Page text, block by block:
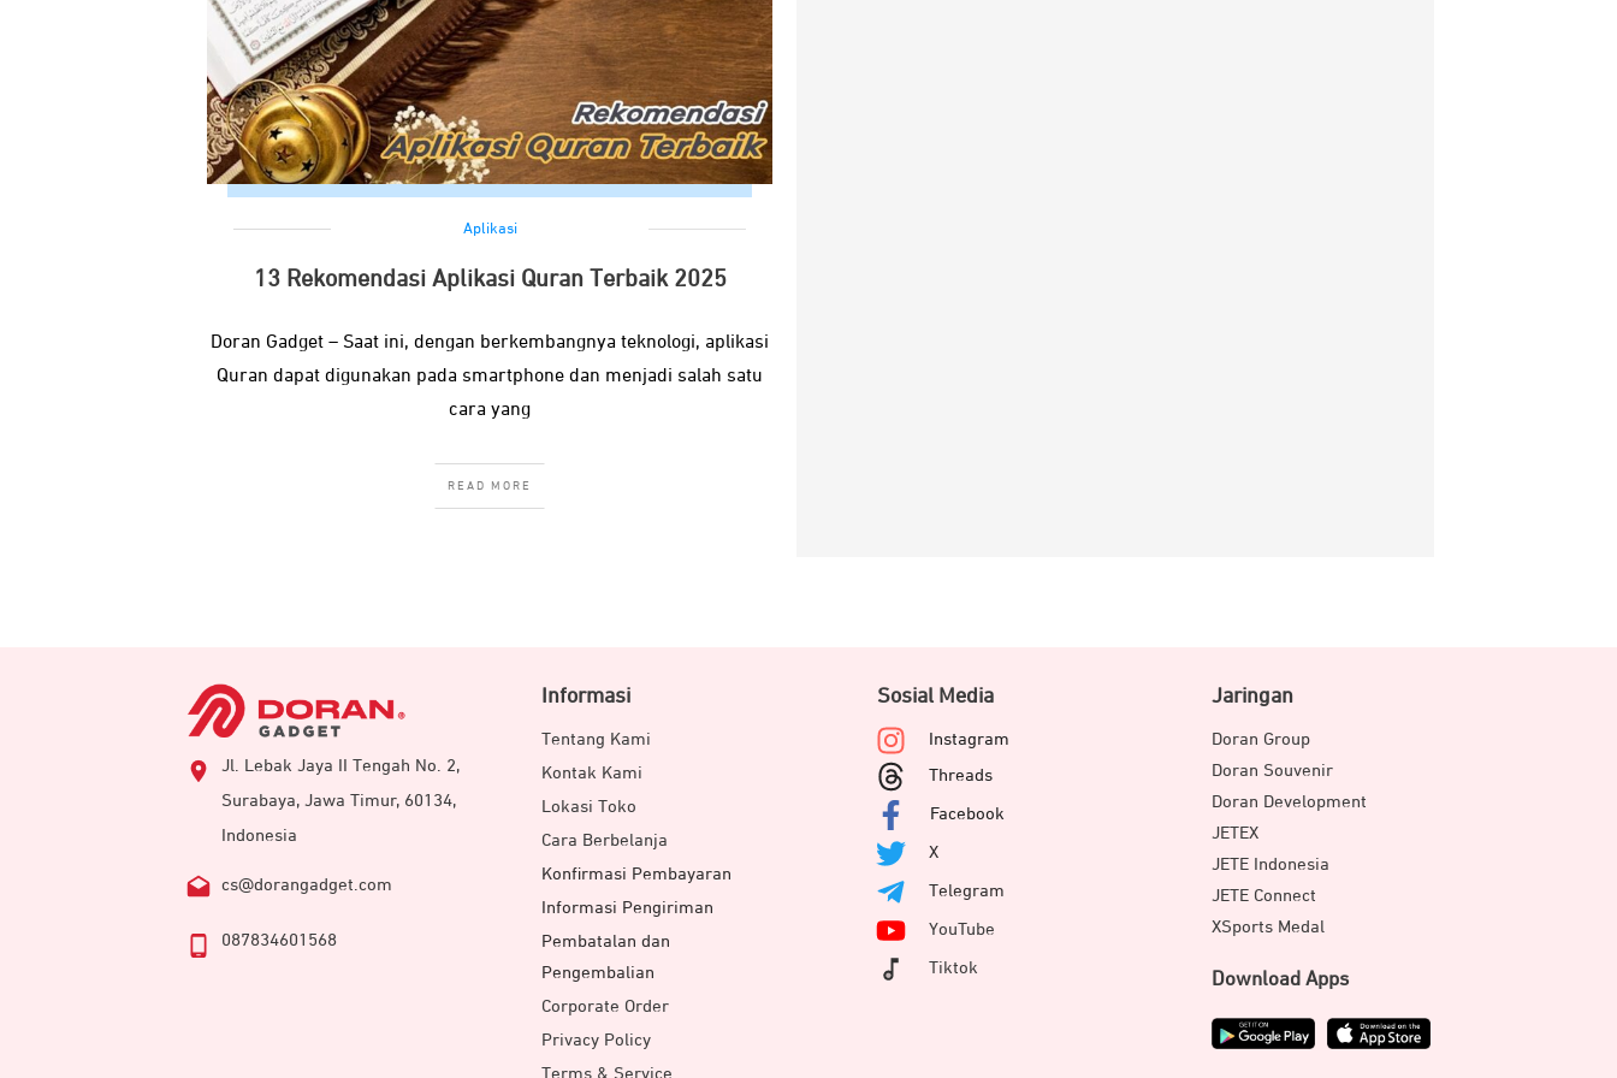
Aplikasi
13 Rekomendasi Aplikasi Quran Terbaik 2025
Doran Gadget – Saat ini, dengan berkembangnya teknologi, aplikasi
Quran dapat digunakan pada smartphone dan menjadi salah satu
cara yang
READ MORE
Jl. Lebak Jaya II Tengah No. 2,
Surabaya, Jawa Timur, 60134,
Indonesia
cs@dorangadget.com
087834601568
Informasi
Tentang Kami
Kontak Kami
Lokasi Toko
Cara Berbelanja
Konfirmasi Pembayaran
Informasi Pengiriman
Pembatalan dan
Pengembalian
Corporate Order
Privacy Policy
Terms & Service
Sosial Media
Instagram
Threads
Facebook
X
Telegram
YouTube
Tiktok
Jaringan
Doran Group
Doran Souvenir
Doran Development
JETEX
JETE Indonesia
JETE Connect
XSports Medal
Download Apps